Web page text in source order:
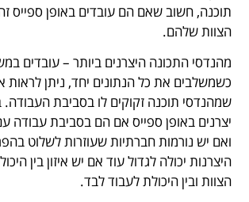
תוכנה, חשוב שאם הם עובדים באופן ספייס
הצוות שלהם.
מהנדסי התכונה היצרנים ביותר – עובדים
כשמשלבים את כל הנתונים יחד, ניתן לראות
שמהנדסי תוכנה זקוקים לו בסביבת העבודה.
יצרנים באופן ספייס אם הם בסביבת עבודה
ואם יש נורמות חברתיות שעוזרות לשלוט
היצרנות יכולה לגדול עוד אם יש איזון בין
הצוות ובין היכולת לעבוד לבד.